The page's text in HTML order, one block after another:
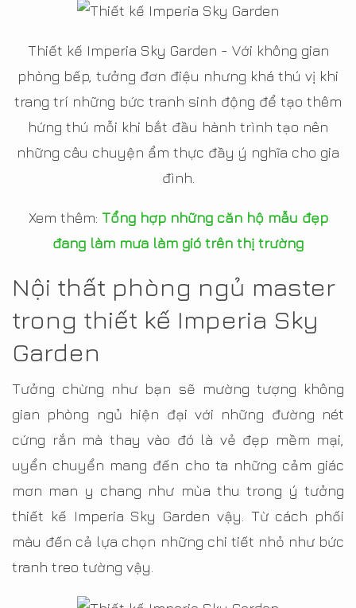
Thiết kế Imperia Sky Garden - Với không gian
phòng bếp, tưởng đơn điệu nhưng khá thú vị khi
trang trí những bức tranh sinh động để tạo thêm
hứng thú mỗi khi bắt đầu hành trình tạo nên
những câu chuyện ẩm thực đầy ý nghĩa cho gia
đình.
Xem thêm: Tổng hợp những căn hộ mẫu đẹp
đang làm mưa làm gió trên thị trường
Nội thất phòng ngủ master
trong thiết kế Imperia Sky
Garden
Tưởng chừng như bạn sẽ mường tượng không
gian phòng ngủ hiện đại với những đường nét
cứng rắn mà thay vào đó là vẻ đẹp mềm mại,
uyển chuyển mang đến cho ta những cảm giác
mơn man y chang như mùa thu trong ý tưởng
thiết kế Imperia Sky Garden vậy. Từ cách phối
màu đến cả lựa chọn những chi tiết nhỏ như bức
tranh treo tường vậy.